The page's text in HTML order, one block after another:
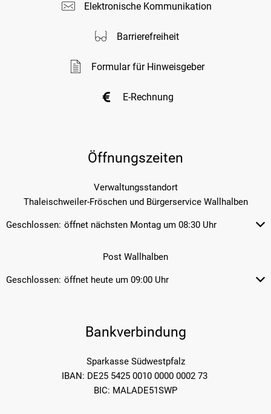
Elektronische Kommunikation
Barrierefreiheit
Formular für Hinweisgeber
E-Rechnung
Öffnungszeiten
Verwaltungsstandort
Thaleischweiler-Fröschen und Bürgerservice Wallhalben
Klicken, um weitere Öffnungs-
Geschlossen: öffnet nächsten Montag um 08:30 Uhr
Post Wallhalben
Klicken, um weitere Öffnungs-
Geschlossen: öffnet heute um 09:00 Uhr
Bankverbindung
Sparkasse Südwestpfalz
IBAN: DE25 5425 0010 0000 0002 73
BIC: MALADE51SWP